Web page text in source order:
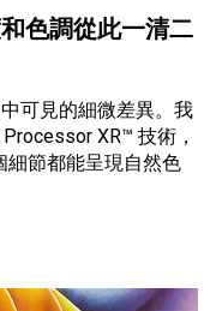
色調從此一清二
可見的細微差異。我
XR™ 技術，
細節都能呈現自然色